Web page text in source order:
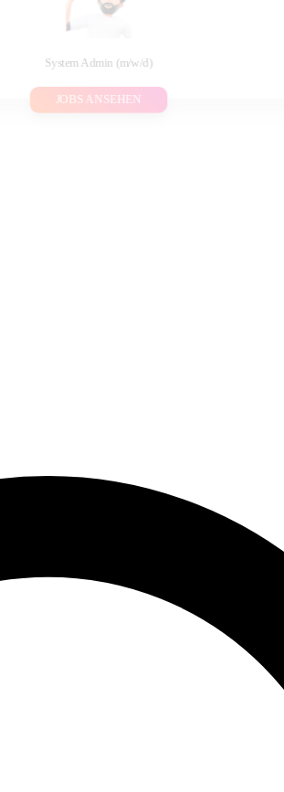
System Admin (m/w/d)
JOBS ANSEHEN